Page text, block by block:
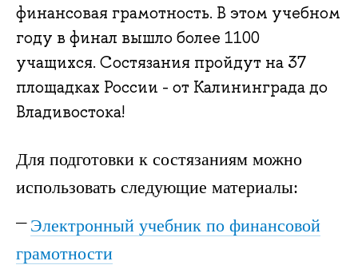
финансовая грамотность. В этом учебном
году в финал вышло более 1100
учащихся. Состязания пройдут на 37
площадках России - от Калининграда до
Владивостока!
Для подготовки к состязаниям можно
использовать следующие материалы:
Электронный учебник по финансовой
грамотности